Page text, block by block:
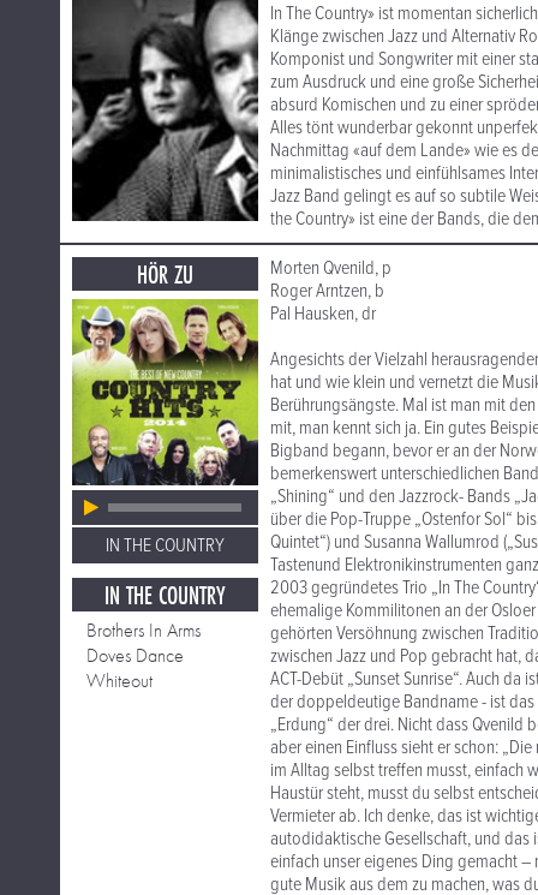
In The Country» ist momentan
Klänge zwischen Jazz und Alternativ
Komponist und Songwriter mit einer
zum Ausdruck und eine große
absurd Komischen und zu einer
Alles tönt wunderbar gekonnt
Nachmittag «auf dem Lande» wie es
minimalistisches und einfühlsames
Jazz Band gelingt es auf so subtile
the Country» ist eine der Bands, die
HÖR ZU
IN THE COUNTRY
IN THE COUNTRY
Brothers In Arms
Doves Dance
Whiteout
Morten Qvenild, p
Roger Arntzen, b
Pal Hausken, dr
Angesichts der Vielzahl
hat und wie klein und vernetzt die
Berührungsängste. Mal ist man mit
mit, man kennt sich ja. Ein gutes
Bigband begann, bevor er an der
bemerkenswert unterschiedlichen
„Shining“ und den Jazzrock- Bands
über die Pop-Truppe „Ostenfor Sol“
Quintet“) und Susanna Wallumrod
Tastenund Elektronikinstrumenten
2003 gegründetes Trio „In The
ehemalige Kommilitonen an der
gehörten Versöhnung zwischen
zwischen Jazz und Pop gebracht hat,
ACT-Debüt „Sunset Sunrise“. Auch da
der doppeldeutige Bandname - ist
„Erdung“ der drei. Nicht dass Qvenild
aber einen Einfluss sieht er schon:
im Alltag selbst treffen musst, einfach
Haustür steht, musst du selbst
Vermieter ab. Ich denke, das ist
autodidaktische Gesellschaft, und das
einfach unser eigenes Ding gemacht
gute Musik aus dem zu machen, was